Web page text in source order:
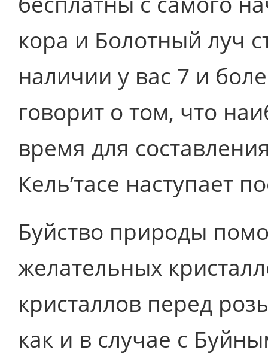
кора и Болотный луч
наличии у вас 7 и
говорит о том, что
время для
Кель’тасе наступает
Буйство природы
желательных
кристаллов перед
как и в случае с